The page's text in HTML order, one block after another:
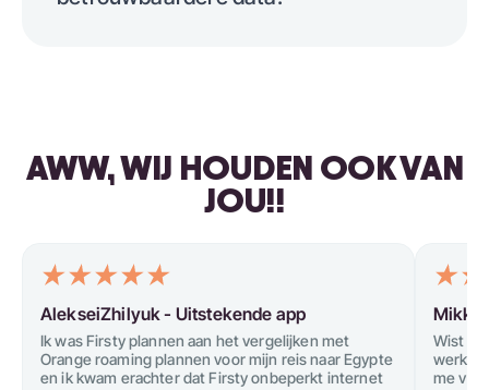
AWW, WIJ HOUDEN OOK VAN
JOU!!
AlekseiZhilyuk - Uitstekende app
Ik was Firsty plannen aan het vergelijken met
Orange roaming plannen voor mijn reis naar Egypte
en ik kwam erachter dat Firsty onbeperkt internet
Wist
werkte
me